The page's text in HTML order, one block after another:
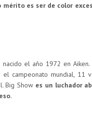
mérito es ser de color
el año 1972 en
campeonato mundial,
Big Show es un luchador